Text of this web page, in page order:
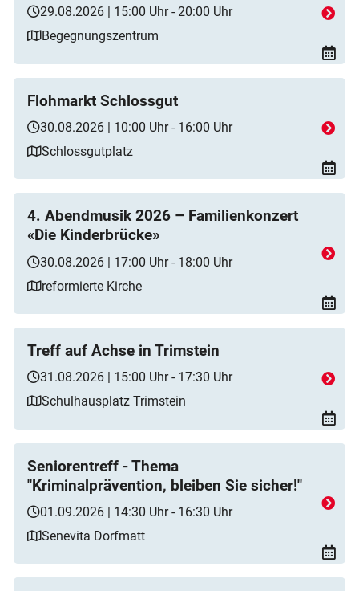
29.08.2026 | 15:00 Uhr - 20:00 Uhr
Begegnungszentrum
Flohmarkt Schlossgut
30.08.2026 | 10:00 Uhr - 16:00 Uhr
Schlossgutplatz
4. Abendmusik 2026 – Familienkonzert
«Die Kinderbrücke»
30.08.2026 | 17:00 Uhr - 18:00 Uhr
reformierte Kirche
Treff auf Achse in Trimstein
31.08.2026 | 15:00 Uhr - 17:30 Uhr
Schulhausplatz Trimstein
Seniorentreff - Thema
"Kriminalprävention, bleiben Sie sicher!"
01.09.2026 | 14:30 Uhr - 16:30 Uhr
Senevita Dorfmatt